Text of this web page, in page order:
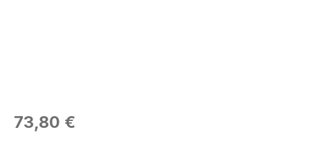
Regulärer Preis:
73,80 €